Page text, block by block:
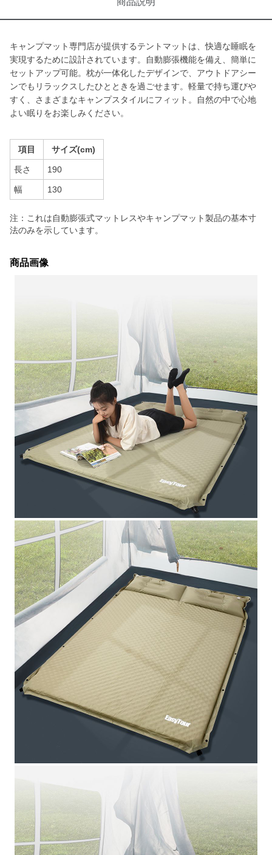
キャンプマット専門店が提供するテントマットは、快適な睡眠を
実現するために設計されています。自動膨張機能を備え、簡単に
セットアップ可能。枕が一体化したデザインで、アウトドアシー
ンでもリラックスしたひとときを過ごせます。軽量で持ち運びや
すく、さまざまなキャンプスタイルにフィット。自然の中で心地
よい眠りをお楽しみください。
項目 サイズ(cm)
長さ 190
幅 130
注：これは自動膨張式マットレスやキャンプマット製品の基本寸
法のみを示しています。
商品画像